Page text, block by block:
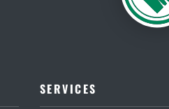
SERVICES